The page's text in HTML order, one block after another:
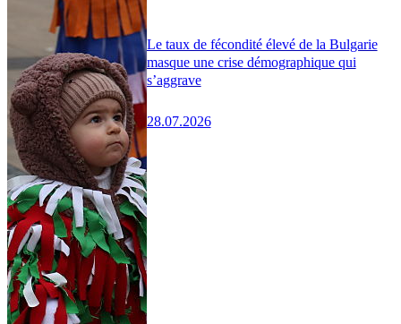
Le taux de fécondité élevé de la Bulgarie
masque une crise démographique qui
s’aggrave
28.07.2026